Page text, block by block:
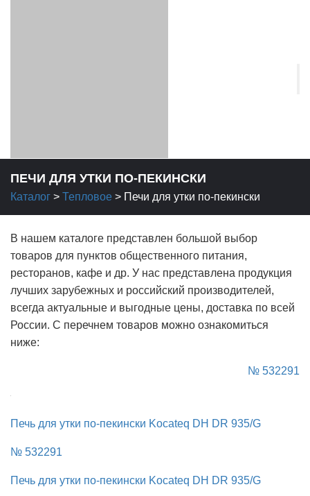
ПЕЧИ ДЛЯ УТКИ ПО-ПЕКИНСКИ
Каталог > Тепловое > Печи для утки по-пекински
В нашем каталоге представлен большой выбор
товаров для пунктов общественного питания,
ресторанов, кафе и др. У нас представлена продукция
лучших зарубежных и российский производителей,
всегда актуальные и выгодные цены, доставка по всей
России. С перечнем товаров можно ознакомиться
ниже:
№ 532291
Печь для утки по-пекински Kocateq DH DR 935/G
№ 532291
Печь для утки по-пекински Kocateq DH DR 935/G